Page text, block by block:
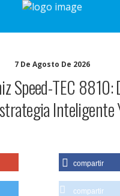
7 De Agosto De 2026
Speed-TEC 8810:
compartir
compartir